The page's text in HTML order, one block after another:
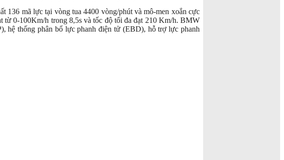
136 mã lực tại vòng tua 4400 vòng/phút và mô-men xoắn cực
từ 0-100Km/h trong 8,5s và tốc độ tối đa đạt 210 Km/h. BMW
hệ thống phân bổ lực phanh điện tử (EBD), hỗ trợ lực phanh